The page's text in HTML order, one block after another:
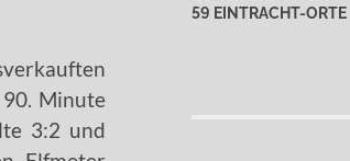
Minute
3:2 und
59 EINTRACHT-ORTE